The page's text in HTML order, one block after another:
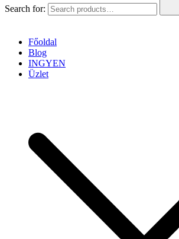
Search for:
Főoldal
Blog
INGYEN
Üzlet